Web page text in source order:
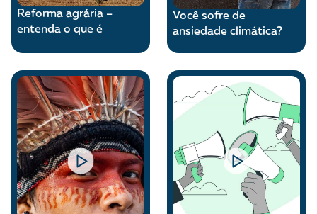
Reforma agrária –
entenda o que é
Você sofre de
ansiedade climática?